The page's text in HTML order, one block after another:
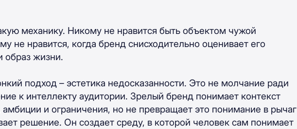
механику. Никому не нравится быть объектом чужой
не нравится, когда бренд снисходительно оценивает его
образ жизни.
подход – эстетика недосказанности. Это не молчание ради
к интеллекту аудитории. Зрелый бренд понимает контекст
амбиции и ограничения, но не превращает это понимание в рычаг
решение. Он создает среду, в которой человек сам понимает